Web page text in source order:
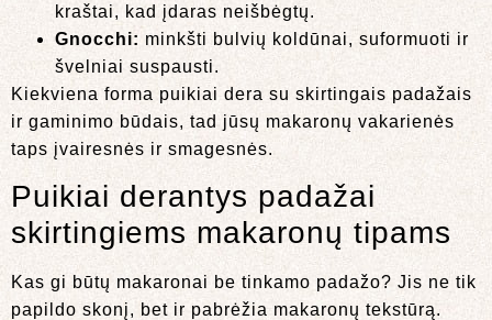
kraštai, kad įdaras neišbėgtų.
Gnocchi: minkšti bulvių koldūnai, suformuoti ir
švelniai suspausti.
Kiekviena forma puikiai dera su skirtingais padažais
ir gaminimo būdais, tad jūsų makaronų vakarienės
taps įvairesnės ir smagesnės.
Puikiai derantys padažai
skirtingiems makaronų tipams
Kas gi būtų makaronai be tinkamo padažo? Jis ne tik
papildo skonį, bet ir pabrėžia makaronų tekstūrą.